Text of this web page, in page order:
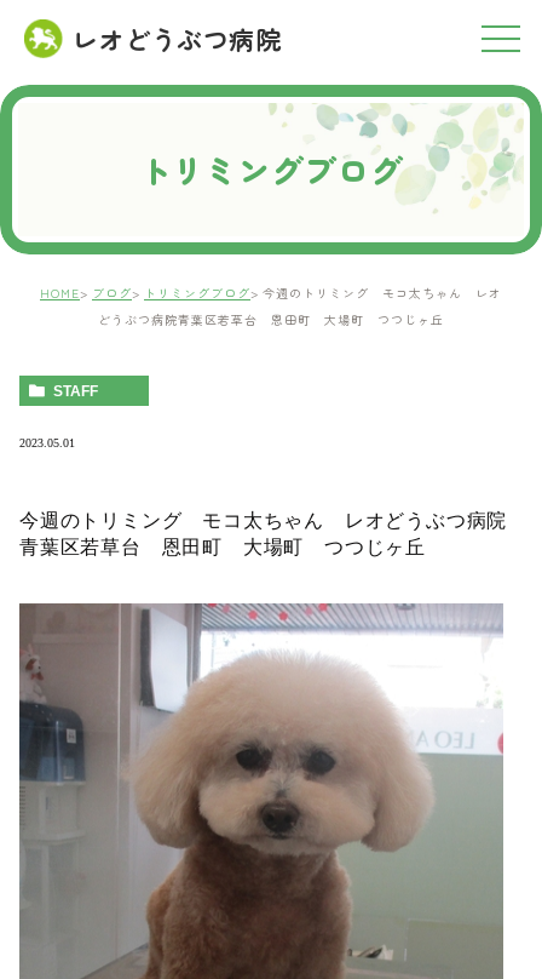
レオどうぶつ病院
RESERVATION
ご予約について
トリミングブログ
HOME ブログ トリミングブログ
今週のトリミング モコ太ちゃん レオ
どうぶつ病院青葉区若草台 恩田町 大場町 つつじヶ丘
STAFF
2023.05.01
今週のトリミング モコ太ちゃん レオどうぶつ病院
青葉区若草台 恩田町 大場町 つつじヶ丘